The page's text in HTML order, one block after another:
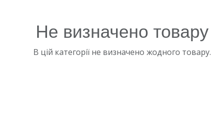
Не визначено товару
В цій категорії не визначено жодного товару.